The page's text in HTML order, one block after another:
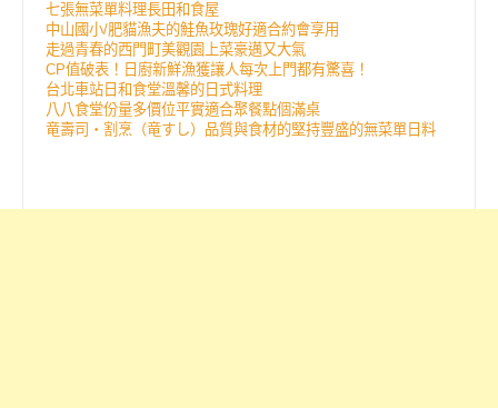
七張無菜單料理長田和食屋
中山國小/肥貓漁夫的鮭魚玫瑰好適合約會享用
走過青春的西門町美觀園上菜豪邁又大氣
CP值破表！日廚新鮮漁獲讓人每次上門都有驚喜！
台北車站日和食堂溫馨的日式料理
八八食堂份量多價位平實適合聚餐點個滿桌
竜壽司‧割烹（竜すし）品質與食材的堅持豐盛的無菜單日料